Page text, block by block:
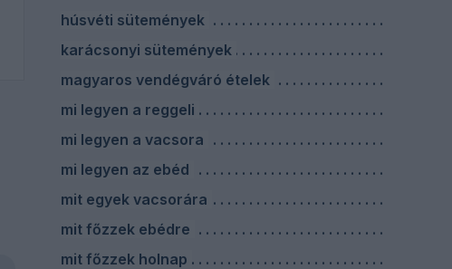
húsvéti sütemények
karácsonyi sütemények
magyaros vendégváró ételek
mi legyen a reggeli
mi legyen a vacsora
mi legyen az ebéd
mit egyek vacsorára
mit főzzek ebédre
mit főzzek holnap